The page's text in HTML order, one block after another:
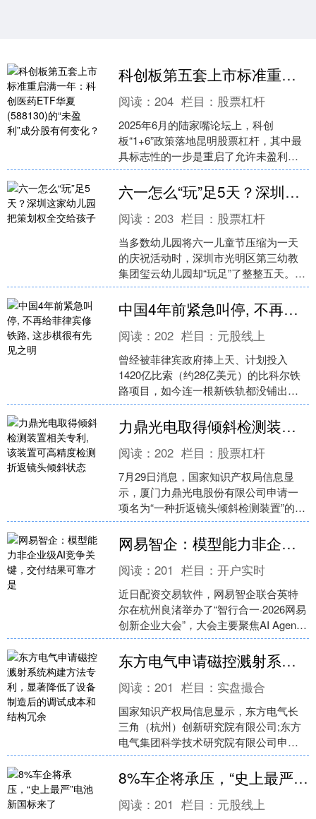
科创板第五套上市标准重启满一年：科创医药ETF华夏(588130)的“未盈利”成分股有何变化？
阅读：204 栏目： 股票杠杆
2025年6月的陆家嘴论坛上，科创
板“1+6”政策落地昆明股票杠杆，其中最
具标志性的一步是重启了允许未盈利企
业上市的第五套上市标准，并将其适用
领域从生物医药扩展....
六一怎么“玩”足5天？深圳这家幼儿园把策划权全交给孩子
阅读：203 栏目： 股票杠杆
当多数幼儿园将六一儿童节压缩为一天
的庆祝活动时，深圳市光明区第三幼教
集团玺云幼儿园却“玩足”了整整五天。近
日，该园第二届“嬉游节・六一嗨玩周”系
列活动圆满落幕，....
中国4年前紧急叫停, 不再给菲律宾修铁路, 这步棋很有先见之明
阅读：202 栏目： 元股线上
曾经被菲律宾政府捧上天、计划投入
1420亿比索（约28亿美元）的比科尔铁
路项目，如今连一根新铁轨都没铺出
来，彻底瘫痪在荒野中。 很多人至今想
不通，当年中国企业联....
力鼎光电取得倾斜检测装置相关专利, 该装置可高精度检测折返镜头倾斜状态
阅读：202 栏目： 股票杠杆
7月29日消息，国家知识产权局信息显
示，厦门力鼎光电股份有限公司申请一
项名为“一种折返镜头倾斜检测装置”的专
利，授权公告号CN224568209U，授权
公告日为....
网易智企：模型能力非企业级AI竞争关键，交付结果可靠才是
阅读：201 栏目：开户实时
近日配资交易软件，网易智企联合英特
尔在杭州良渚举办了“智行合一·2026网易
创新企业大会”，大会主要聚焦AI Agent
如何转化为企业生产力，探讨企业级AI从
工....
东方电气申请磁控溅射系统构建方法专利，显著降低了设备制造后的调试成本和结构冗余
阅读：201 栏目： 实盘撮合
国家知识产权局信息显示，东方电气长
三角（杭州）创新研究院有限公司;东方
电气集团科学技术研究院有限公司申请
一项名为“一种磁控溅射系统构建方法”的
专利，公开号CN1....
8%车企将承压，“史上最严”电池新国标来了
阅读：201 栏目： 元股线上